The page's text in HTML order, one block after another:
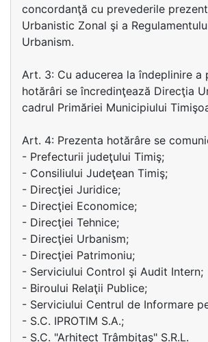
concordanţă cu prevederile
Urbanistic Zonal şi a
Urbanism.
Art. 3: Cu aducerea la îndeplinire a
hotărâri se încredinţează Direcţia
cadrul Primăriei Municipiului
Art. 4: Prezenta hotărâre se
- Prefecturii judeţului Timiş;
- Consiliului Judeţean Timiş;
- Direcţiei Juridice;
- Direcţiei Economice;
- Direcţiei Tehnice;
- Direcţiei Urbanism;
- Direcţiei Patrimoniu;
- Serviciului Control şi Audit Intern;
- Biroului Relaţii Publice;
- Serviciului Centrul de Informare
- S.C. IPROTIM S.A.;
- S.C. "Arhitect Trâmbiţaş" S.R.L.